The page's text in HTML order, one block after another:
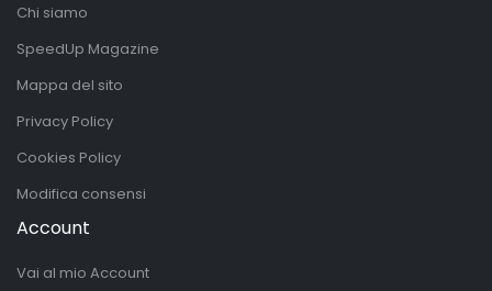
Chi siamo
SpeedUp Magazine
Mappa del sito
Privacy Policy
Cookies Policy
Modifica consensi
Account
Vai al mio Account